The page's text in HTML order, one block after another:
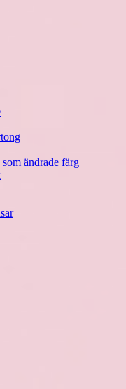
ändrade färg